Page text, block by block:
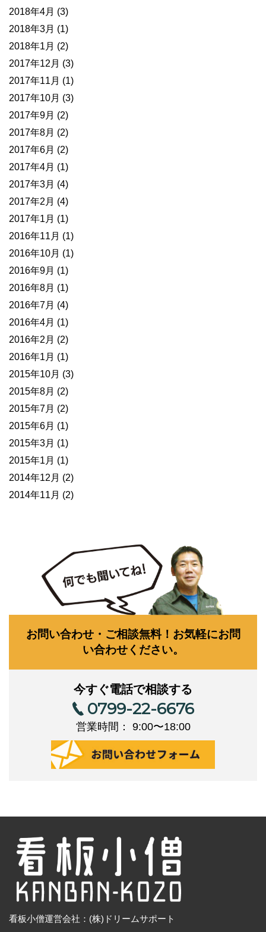
2018年4月 (3)
2018年3月 (1)
2018年1月 (2)
2017年12月 (3)
2017年11月 (1)
2017年10月 (3)
2017年9月 (2)
2017年8月 (2)
2017年6月 (2)
2017年4月 (1)
2017年3月 (4)
2017年2月 (4)
2017年1月 (1)
2016年11月 (1)
2016年10月 (1)
2016年9月 (1)
2016年8月 (1)
2016年7月 (4)
2016年4月 (1)
2016年2月 (2)
2016年1月 (1)
2015年10月 (3)
2015年8月 (2)
2015年7月 (2)
2015年6月 (1)
2015年3月 (1)
2015年1月 (1)
2014年12月 (2)
2014年11月 (2)
お問い合わせ・ご相談無料！お気軽にお問
い合わせください。
今すぐ電話で相談する
0799-22-6676
営業時間： 9:00〜18:00
看板小僧運営会社：(株)ドリームサポート